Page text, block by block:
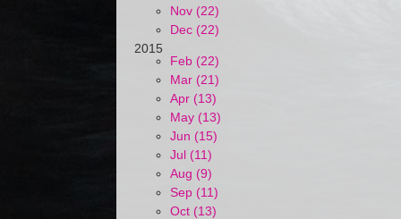
Nov (22)
Dec (22)
2015
Feb (22)
Mar (21)
Apr (13)
May (13)
Jun (15)
Jul (11)
Aug (9)
Sep (11)
Oct (13)